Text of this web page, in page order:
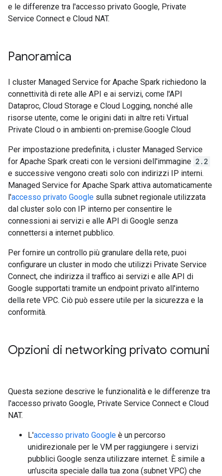
e le differenze tra l'accesso privato Google, Private
Service Connect e Cloud NAT.
Panoramica
I cluster Managed Service for Apache Spark richiedono la
connettività di rete alle API e ai servizi, come l'API
Dataproc, Cloud Storage e Cloud Logging, nonché alle
risorse utente, come le origini dati in altre reti Virtual
Private Cloud o in ambienti on-premise.Google Cloud
Per impostazione predefinita, i cluster Managed Service
for Apache Spark creati con le versioni dell'immagine 2.2
e successive vengono creati solo con indirizzi IP interni.
Managed Service for Apache Spark attiva automaticamente
l'accesso privato Google sulla subnet regionale utilizzata
dal cluster solo con IP interno per consentire le
connessioni ai servizi e alle API di Google senza
connettersi a internet pubblico.
Per fornire un controllo più granulare della rete, puoi
configurare un cluster in modo che utilizzi Private Service
Connect, che indirizza il traffico ai servizi e alle API di
Google supportati tramite un endpoint privato all'interno
della rete VPC. Ciò può essere utile per la sicurezza e la
conformità.
Opzioni di networking privato comuni
Questa sezione descrive le funzionalità e le differenze tra
l'accesso privato Google, Private Service Connect e Cloud
NAT.
L'accesso privato Google è un percorso
unidirezionale per le VM per raggiungere i servizi
pubblici Google senza utilizzare internet. È simile a
un'uscita speciale dalla tua zona (subnet VPC) che